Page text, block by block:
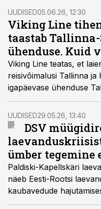
UUDISED05.06.26, 12:30
Viking Line
taastab
ühenduse. Kuid
Viking Line teatas, et
reisivõimalusi Tallinna ja
igapäevase ühenduse
See võiks tuua
kaubaveokriisile, kuid
võtab see pea poole
Kapellskäri sõitva
UUDISED29.05.26, 13:40
DSV
ümber tegemine
Paldiski-Kapellskäri
näeb Eesti-Rootsi
kaubavedude
päevadele, kus laevas